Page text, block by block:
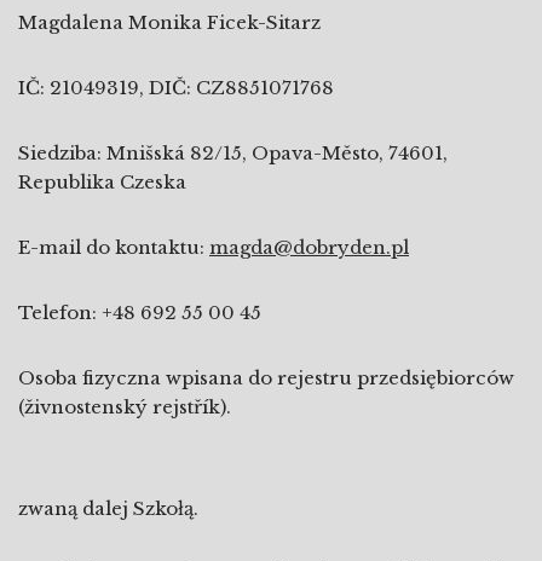
Magdalena Monika Ficek-Sitarz
IČ: 21049319, DIČ: CZ8851071768
Siedziba: Mnišská 82/15, Opava-Město, 74601,
Republika Czeska
E-mail do kontaktu: magda@dobryden.pl
Telefon: +48 692 55 00 45
Osoba fizyczna wpisana do rejestru przedsiębiorców
(živnostenský rejstřík).
zwaną dalej Szkołą.